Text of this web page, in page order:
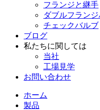
フランジと継手
ダブルフラン
チェックバルブ
ブログ
私たちに関しては
当社
工場見学
お問い合わせ
ホーム
製品